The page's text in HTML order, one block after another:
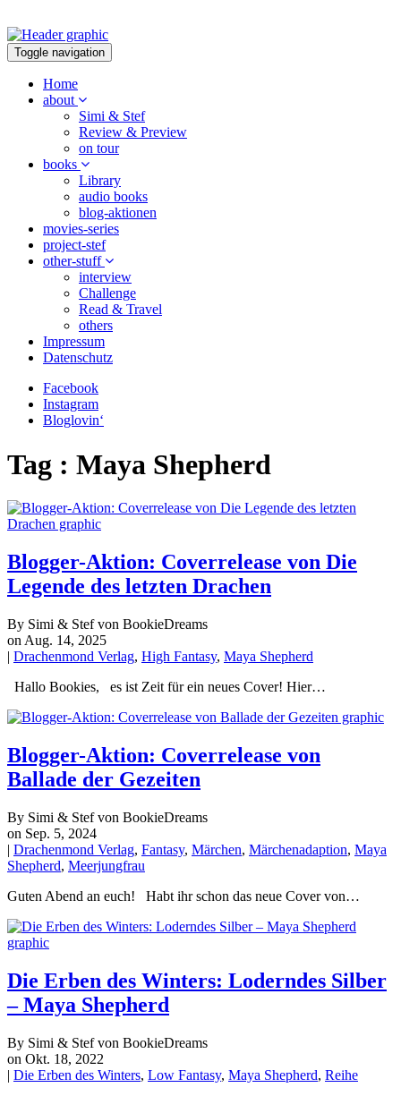
Toggle navigation
Home
about
Simi & Stef
Review & Preview
on tour
books
Library
audio books
blog-aktionen
movies-series
project-stef
other-stuff
interview
Challenge
Read & Travel
others
Impressum
Datenschutz
Facebook
Instagram
Bloglovin‘
Tag : Maya Shepherd
Blogger-Aktion: Coverrelease von Die
Legende des letzten Drachen
By Simi & Stef von BookieDreams
on Aug. 14, 2025
| Drachenmond Verlag, High Fantasy, Maya Shepherd
Hallo Bookies, es ist Zeit für ein neues Cover! Hier…
Blogger-Aktion: Coverrelease von
Ballade der Gezeiten
By Simi & Stef von BookieDreams
on Sep. 5, 2024
| Drachenmond Verlag, Fantasy, Märchen, Märchenadaption, Maya
Shepherd, Meerjungfrau
Guten Abend an euch! Habt ihr schon das neue Cover von…
Die Erben des Winters: Loderndes Silber
– Maya Shepherd
By Simi & Stef von BookieDreams
on Okt. 18, 2022
| Die Erben des Winters, Low Fantasy, Maya Shepherd, Reihe